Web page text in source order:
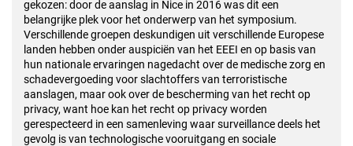
gekozen: door de aanslag in Nice in 2016 was dit een
belangrijke plek voor het onderwerp van het symposium.
Verschillende groepen deskundigen uit verschillende Europese
landen hebben onder auspiciën van het EEEI en op basis van
hun nationale ervaringen nagedacht over de medische zorg en
schadevergoeding voor slachtoffers van terroristische
aanslagen, maar ook over de bescherming van het recht op
privacy, want hoe kan het recht op privacy worden
gerespecteerd in een samenleving waar surveillance deels het
gevolg is van technologische vooruitgang en sociale